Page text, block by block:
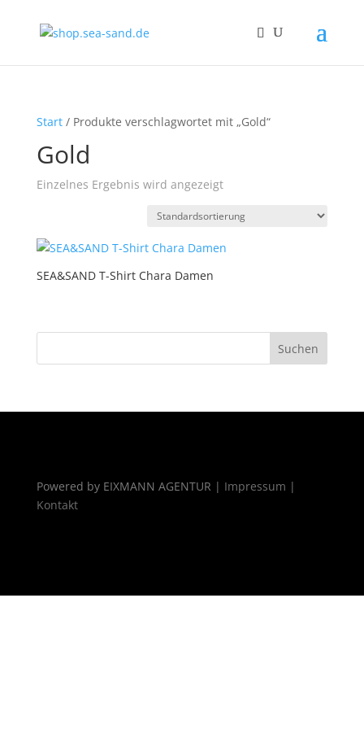
Start/ Produkte verschlagwortet mit „Gold“
Gold
Einzelnes Ergebnis wird angezeigt
SEA&SAND T-Shirt Chara Damen
Powered by EIXMANN AGENTUR | Impressum |
Kontakt